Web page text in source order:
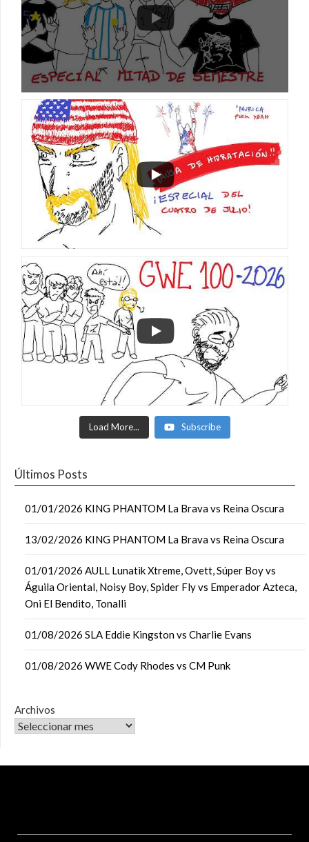
Load More... Subscribe
Últimos Posts
01/01/2026 KING PHANTOM La Brava vs Reina Oscura
13/02/2026 KING PHANTOM La Brava vs Reina Oscura
01/01/2026 AULL Lunatik Xtreme, Ovett, Súper Boy vs
Águila Oriental, Noisy Boy, Spider Fly vs Emperador Azteca,
Oni El Bendito, Tonalli
01/08/2026 SLA Eddie Kingston vs Charlie Evans
01/08/2026 WWE Cody Rhodes vs CM Punk
Archivos